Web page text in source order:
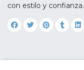
con estilo y confianza.